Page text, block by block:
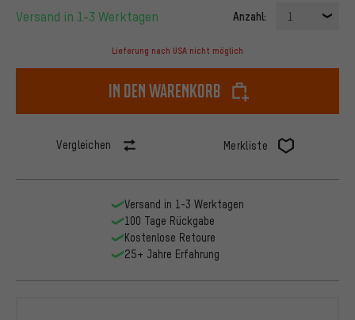
Versand in 1-3 Werktagen Anzahl: 1
Lieferung nach USA nicht möglich
In den Warenkorb
Vergleichen Merkliste
Versand in 1-3 Werktagen
100 Tage Rückgabe
Kostenlose Retoure
25+ Jahre Erfahrung